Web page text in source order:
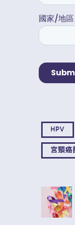
HPV
宮頸癌